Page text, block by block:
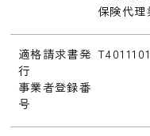
保険代理
適格請求書発
行
事業者登録番
号